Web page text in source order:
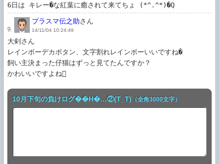
6日は キレー�な紅葉に癒されて来てちょ (*^.^*)�Q
9.
プラスマ伝之助さん
14/11/04 10:24:49
大剣さん
レインボーデカボタン、文字割れレインボーいいですね�
飼い主決まった仔猫はずっと見てたんですか？
かわいいですよね
10月下旬の負けログ��H�…②(T_T) （全角3000文字）